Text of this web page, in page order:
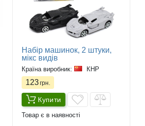
Набір машинок, 2 штуки,
мікс видів
Країна виробник: КНР
123грн.
Купити
Товар є в наявності